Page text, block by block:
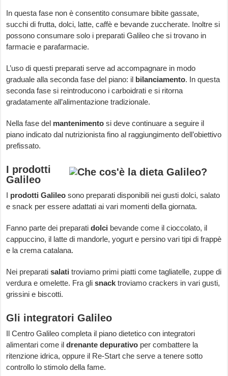
In questa fase non è consentito consumare bibite gassate,
succhi di frutta, dolci, latte, caffè e bevande zuccherate. Inoltre si
possono consumare solo i preparati Galileo che si trovano in
farmacie e parafarmacie.
L’uso di questi preparati serve ad accompagnare in modo
graduale alla seconda fase del piano: il bilanciamento. In questa
seconda fase si reintroducono i carboidrati e si ritorna
gradatamente all’alimentazione tradizionale.
Nella fase del mantenimento si deve continuare a seguire il
piano indicato dal nutrizionista fino al raggiungimento dell’obiettivo
prefissato.
I prodotti
Galileo
I prodotti Galileo sono preparati disponibili nei gusti dolci, salato
e snack per essere adattati ai vari momenti della giornata.
Fanno parte dei preparati dolci bevande come il cioccolato, il
cappuccino, il latte di mandorle, yogurt e persino vari tipi di frappè
e la crema catalana.
Nei preparatisalati troviamo primi piatti come tagliatelle, zuppe di
verdura e omelette. Fra glisnack troviamo crackers in vari gusti,
grissini e biscotti.
Gli integratori Galileo
Il Centro Galileo completa il piano dietetico con integratori
alimentari come ildrenante depurativo per combattere la
ritenzione idrica, oppure il Re-Start che serve a tenere sotto
controllo lo stimolo della fame.